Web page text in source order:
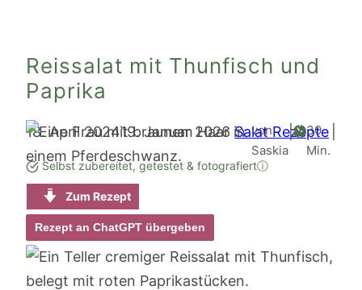
Reissalat mit Thunfisch und
Paprika
18. April 202419. Januar 2026 Salat Rezepte
von
Saskia
| 30
Min.
Selbst zubereitet, getestet & fotografiertⓘ
Zum Rezept
Rezept an ChatGPT übergeben